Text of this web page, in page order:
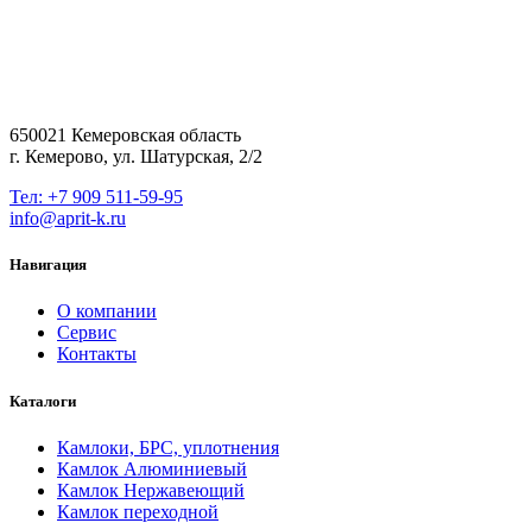
650021 Кемеровская область
г. Кемерово, ул. Шатурская, 2/2
Тел: +7 909 511-59-95
info@aprit-k.ru
Навигация
О компании
Сервис
Контакты
Каталоги
Камлоки, БРС, уплотнения
Камлок Алюминиевый
Камлок Нержавеющий
Камлок переходной